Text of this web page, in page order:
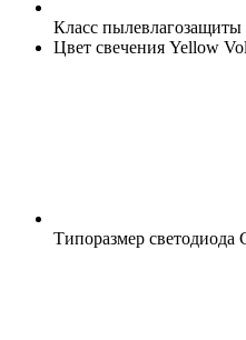
Класс пылевлагозащиты
Цвет свечения Yellow
Типоразмер светодиода